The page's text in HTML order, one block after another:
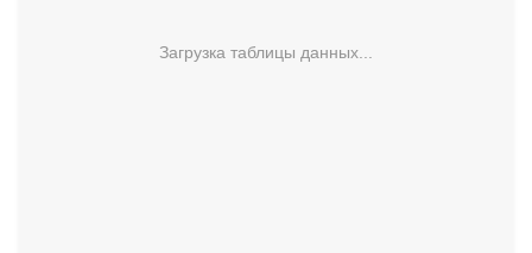
Загрузка таблицы данных...